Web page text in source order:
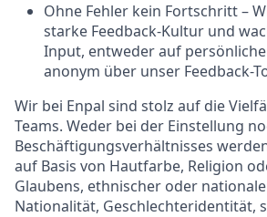
Ohne Fehler kein Fortschritt –
starke Feedback-Kultur und
Input, entweder auf
anonym über unser Feedback-
Wir bei Enpal sind stolz auf die
Teams. Weder bei der Einstellung
Beschäftigungsverhältnisses
auf Basis von Hautfarbe, Religion
Glaubens, ethnischer oder
Nationalität, Geschlechteridentität,